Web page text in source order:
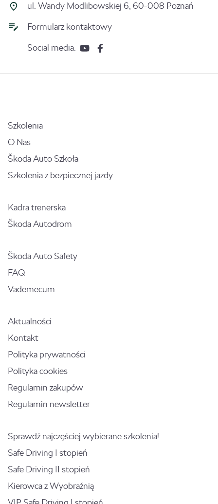
ul. Wandy Modlibowskiej 6, 60-008 Poznań
Formularz kontaktowy
Social media:
Szkolenia
O Nas
Škoda Auto Szkoła
Szkolenia z bezpiecznej jazdy
Kadra trenerska
Škoda Autodrom
Škoda Auto Safety
FAQ
Vademecum
Aktualności
Kontakt
Polityka prywatności
Polityka cookies
Regulamin zakupów
Regulamin newsletter
Sprawdź najczęściej wybierane szkolenia!
Safe Driving I stopień
Safe Driving II stopień
Kierowca z Wyobraźnią